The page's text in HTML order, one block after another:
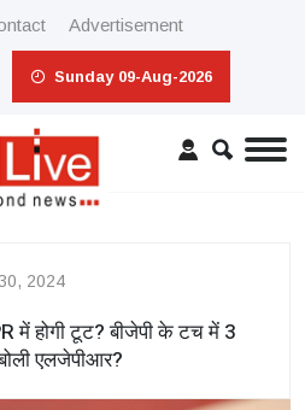
Advertisement
Sunday 09-Aug-2026
2024
में होगी टूट? बीजेपी के टच में 3
एलजेपीआर?